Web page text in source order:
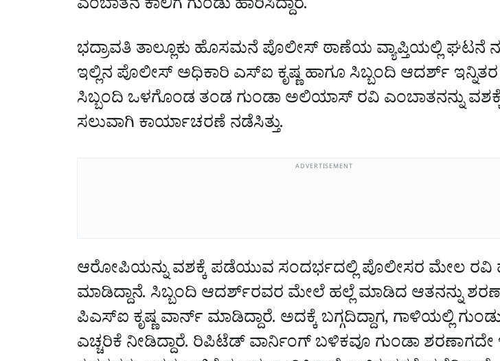
ಎಂಬಾತನ ಕಾಲಿಗೆ ಗುಂಡು ಹಾರಿಸಿದ್ದಾರೆ.
ಭದ್ರಾವತಿ ತಾಲ್ಲೂಕು ಹೊಸಮನೆ ಪೊಲೀಸ್‌ ಠಾಣೆಯ ವ್ಯಾಪ್ತಿಯಲ್ಲಿ ಘಟನೆ
ಇಲ್ಲಿನ ಪೊಲೀಸ್‌ ಅಧಿಕಾರಿ ಎಸ್‌ಐ ಕೃಷ್ಣ ಹಾಗೂ ಸಿಬ್ಬಂದಿ ಆದರ್ಶ್‌
ಸಿಬ್ಬಂದಿ ಒಳಗೊಂಡ ತಂಡ ಗುಂಡಾ ಅಲಿಯಾಸ್‌ ರವಿ ಎಂಬಾತನನ್ನು
ಸಲುವಾಗಿ ಕಾರ್ಯಾಚರಣೆ ನಡೆಸಿತ್ತು.
ADVERTISEMENT
ಆರೋಪಿಯನ್ನು ವಶಕ್ಕೆ ಪಡೆಯುವ ಸಂದರ್ಭದಲ್ಲಿ ಪೊಲೀಸರ ಮೇಲ ರವಿ
ಮಾಡಿದ್ದಾನೆ. ಸಿಬ್ಬಂದಿ ಆದರ್ಶ್‌ರವರ ಮೇಲೆ ಹಲ್ಲೆ ಮಾಡಿದ ಆತನನ್ನು
ಪಿಎಸ್‌ಐ ಕೃಷ್ಣ ವಾರ್ನ್‌ ಮಾಡಿದ್ದಾರೆ. ಅದಕ್ಕೆ ಬಗ್ಗದಿದ್ದಾಗ, ಗಾಳಿಯಲ್ಲಿ
ಎಚ್ಚರಿಕೆ ನೀಡಿದ್ದಾರೆ. ರಿಪಿಟೆಡ್‌ ವಾರ್ನಿಂಗ್‌ ಬಳಿಕವೂ ಗುಂಡಾ ಶರಣಾಗದೇ